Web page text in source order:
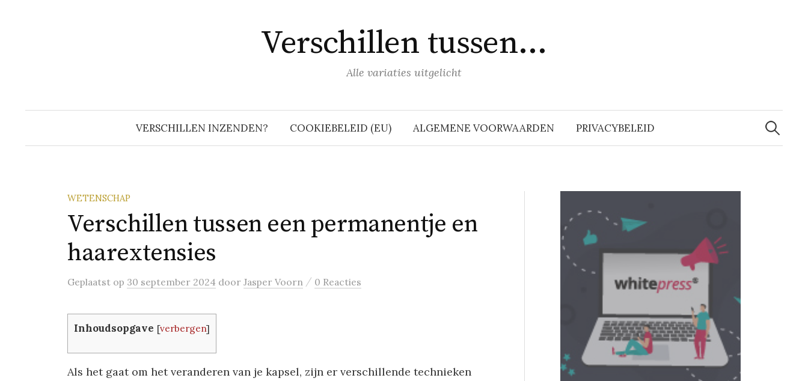
Verschillen tussen…
Alle variaties uitgelicht
VERSCHILLEN INZENDEN? COOKIEBELEID (EU) ALGEMENE VOORWAARDEN PRIVACYBELEID
Zoeken
naar:
WETENSCHAP
Verschillen tussen een permanentje en
haarextensies
Geplaatst op 30 september 2024 door Jasper Voorn / 0 Reacties
Inhoudsopgave [verbergen]
Als het gaat om het veranderen van je kapsel, zijn er verschillende technieken